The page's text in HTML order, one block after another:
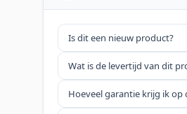
Is dit een nieuw product?
Wat is de levertijd van dit
Hoeveel garantie krijg ik op